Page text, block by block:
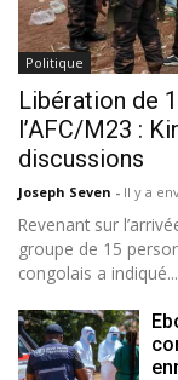
Politique
Libération de
l’AFC/M23 :
discussions
Joseph Seven - Il y a
Revenant sur
groupe de 15
congolais a indiqué...